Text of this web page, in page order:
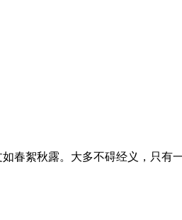
春絮秋露。大多不碍经义，只有